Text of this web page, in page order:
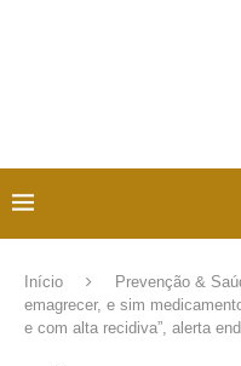
Início Prevenção &
emagrecer, e sim
e com alta recidiva”, alerta